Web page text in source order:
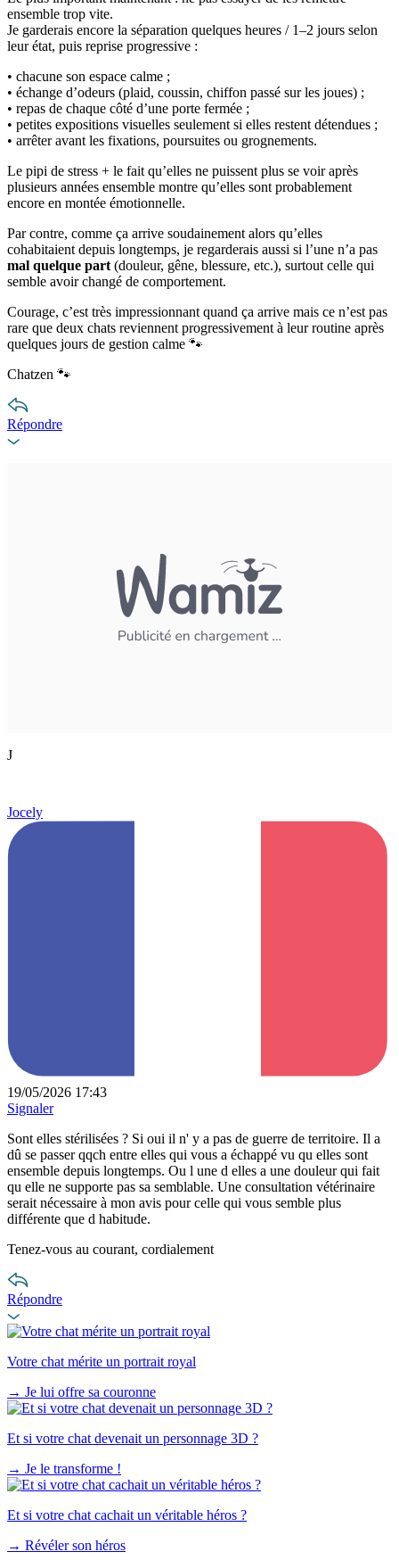
ensemble trop vite.
Je garderais encore la séparation quelques heures / 1–2 jours selon
leur état, puis reprise progressive :
• chacune son espace calme ;
• échange d’odeurs (plaid, coussin, chiffon passé sur les joues) ;
• repas de chaque côté d’une porte fermée ;
• petites expositions visuelles seulement si elles restent détendues ;
• arrêter avant les fixations, poursuites ou grognements.
Le pipi de stress + le fait qu’elles ne puissent plus se voir après
plusieurs années ensemble montre qu’elles sont probablement
encore en montée émotionnelle.
Par contre, comme ça arrive soudainement alors qu’elles
cohabitaient depuis longtemps, je regarderais aussi si l’une n’a pas
mal quelque part (douleur, gêne, blessure, etc.), surtout celle qui
semble avoir changé de comportement.
Courage, c’est très impressionnant quand ça arrive mais ce n’est pas
rare que deux chats reviennent progressivement à leur routine après
quelques jours de gestion calme 🐾
Chatzen 🐾
Répondre
J
Jocely
19/05/2026 17:43
Signaler
Sont elles stérilisées ? Si oui il n' y a pas de guerre de territoire. Il a
dû se passer qqch entre elles qui vous a échappé vu qu elles sont
ensemble depuis longtemps. Ou l une d elles a une douleur qui fait
qu elle ne supporte pas sa semblable. Une consultation vétérinaire
serait nécessaire à mon avis pour celle qui vous semble plus
différente que d habitude.
Tenez-vous au courant, cordialement
Répondre
Votre chat mérite un portrait royal
→ Je lui offre sa couronne
Et si votre chat devenait un personnage 3D ?
→ Je le transforme !
Et si votre chat cachait un véritable héros ?
→ Révéler son héros